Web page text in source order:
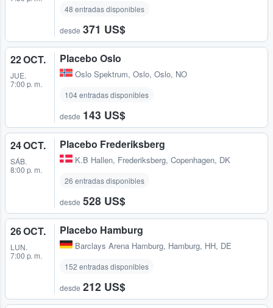
48 entradas disponibles
desde 371 US$
22 OCT.
JUE.
7:00 p. m.
Placebo Oslo
Oslo Spektrum, Oslo, Oslo, NO
104 entradas disponibles
desde 143 US$
24 OCT.
SÁB.
8:00 p. m.
Placebo Frederiksberg
K.B Hallen, Frederiksberg, Copenhagen, DK
26 entradas disponibles
desde 528 US$
26 OCT.
LUN.
7:00 p. m.
Placebo Hamburg
Barclays Arena Hamburg, Hamburg, HH, DE
152 entradas disponibles
desde 212 US$